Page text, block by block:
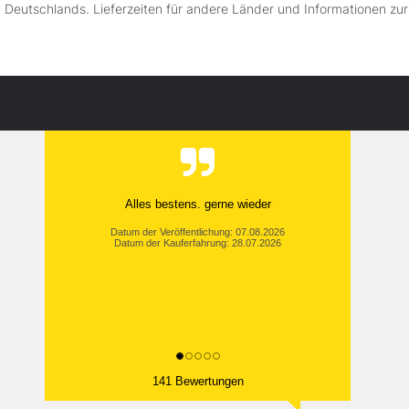
Lieferzeiten für andere Länder und Informationen
Alles bestens. gerne wieder
Datum der Veröffentlichung: 07.08.2026
Datum der Kauferfahrung: 28.07.2026
141 Bewertungen